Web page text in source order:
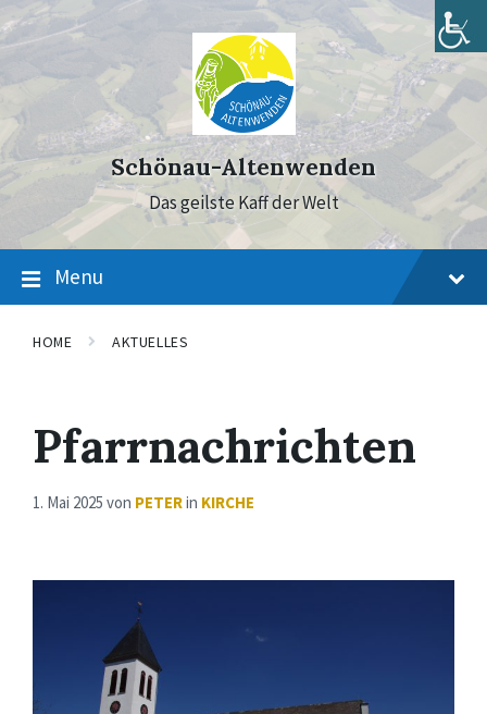
to
content
to
main
navigation
to
footer
Schönau-Altenwenden
Das geilste Kaff der Welt
Menu
HOME AKTUELLES
Pfarrnachrichten
1. Mai 2025 von PETERin KIRCHE